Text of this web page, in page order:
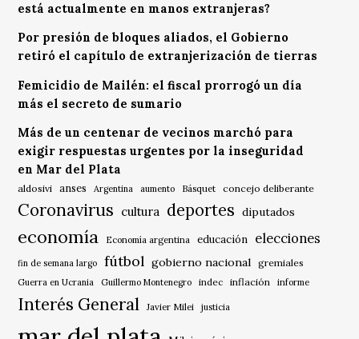
está actualmente en manos extranjeras?
Por presión de bloques aliados, el Gobierno
retiró el capítulo de extranjerización de tierras
Femicidio de Mailén: el fiscal prorrogó un día
más el secreto de sumario
Más de un centenar de vecinos marchó para
exigir respuestas urgentes por la inseguridad
en Mar del Plata
aldosivi anses Argentina aumento Básquet concejo deliberante
Coronavirus cultura deportes diputados
economía Economía argentina educación elecciones
fin de semana largo fútbol gobierno nacional gremiales
Guerra en Ucrania Guillermo Montenegro indec inflación informe
Interés General Javier Milei justicia